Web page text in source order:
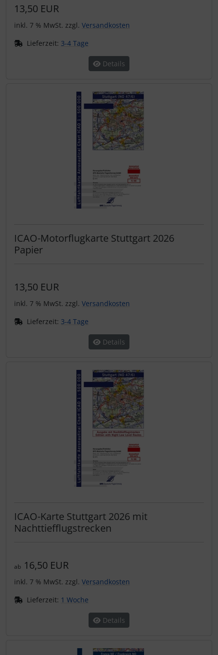
13,50 EUR
inkl. 7 % MwSt. zzgl. Versandkosten
Lieferzeit: 3-4 Tage
Details
ICAO-Motorflugkarte Stuttgart 2026
Papier
13,50 EUR
inkl. 7 % MwSt. zzgl. Versandkosten
Lieferzeit: 3-4 Tage
Details
ICAO-Karte Stuttgart 2026 mit
Nachttiefflugstrecken
ab 16,50 EUR
inkl. 7 % MwSt. zzgl. Versandkosten
Lieferzeit: 1 Woche
Details